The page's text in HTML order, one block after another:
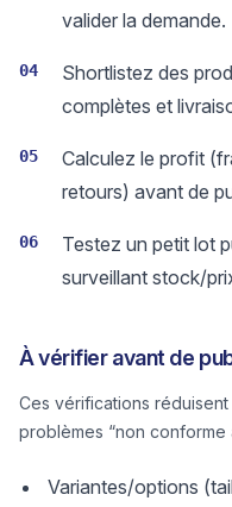
valider la demande.
04
Shortlistez des
complètes et
05
Calculez le profit
retours) avant de
06
Testez un petit lot
surveillant stock/
À vérifier avant de
Ces vérifications
problèmes “non conforme
Variantes/options